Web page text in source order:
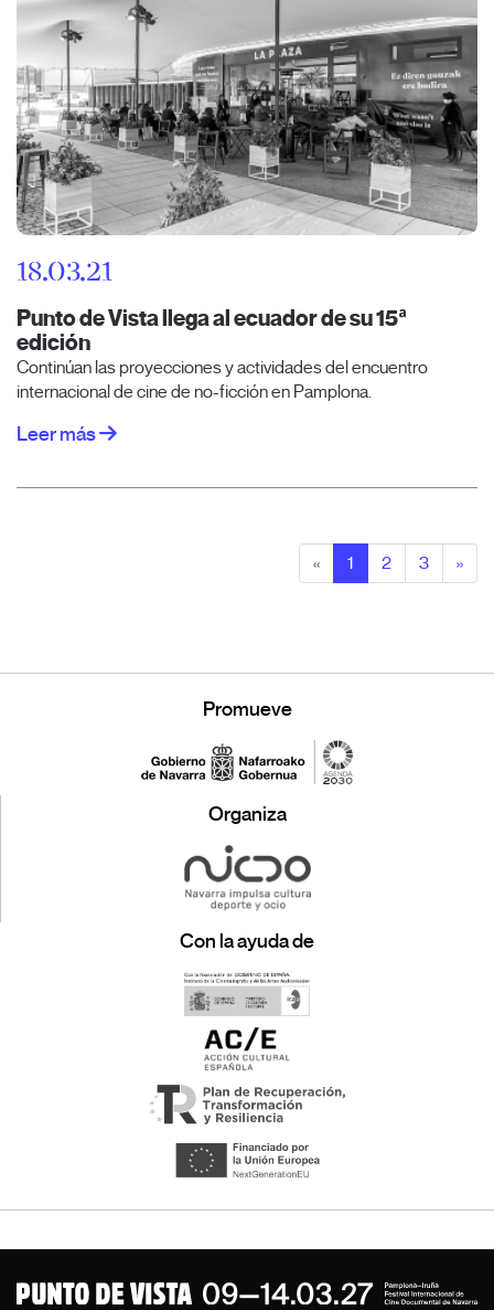
18.03.21
Punto de Vista llega al ecuador de su 15ª
edición
Continúan las proyecciones y actividades del encuentro
internacional de cine de no-ficción en Pamplona.
Leer más
« 1 2 3 »
Promueve
Organiza
Con la ayuda de